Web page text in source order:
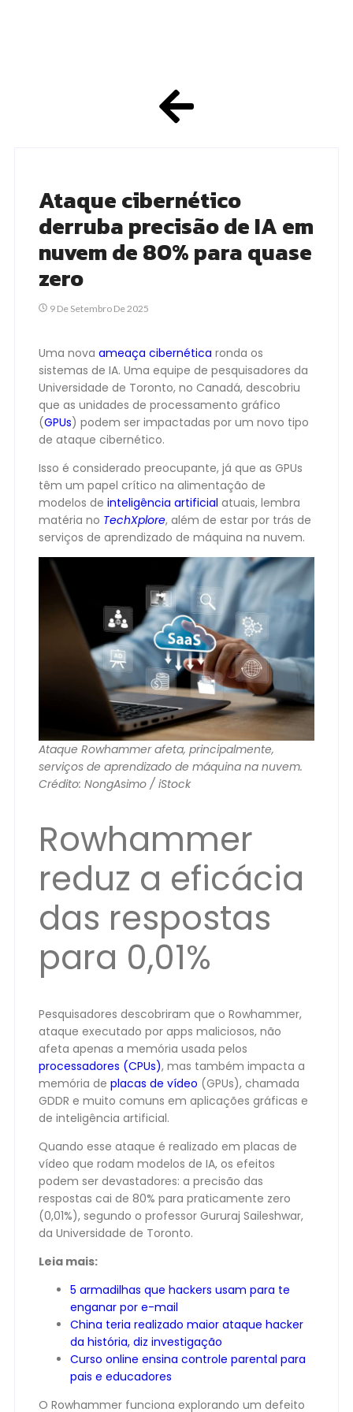
Ataque cibernético
derruba precisão de IA em
nuvem de 80% para quase
zero
9 De Setembro De 2025
Uma nova ameaça cibernética ronda os
sistemas de IA. Uma equipe de pesquisadores da
Universidade de Toronto, no Canadá, descobriu
que as unidades de processamento gráfico
(GPUs) podem ser impactadas por um novo tipo
de ataque cibernético.
Isso é considerado preocupante, já que as GPUs
têm um papel crítico na alimentação de
modelos de inteligência artificial atuais, lembra
matéria no TechXplore, além de estar por trás de
serviços de aprendizado de máquina na nuvem.
Ataque Rowhammer afeta, principalmente,
serviços de aprendizado de máquina na nuvem.
Crédito: NongAsimo / iStock
Rowhammer
reduz a eficácia
das respostas
para 0,01%
Pesquisadores descobriram que o Rowhammer,
ataque executado por apps maliciosos, não
afeta apenas a memória usada pelos
processadores (CPUs), mas também impacta a
memória de placas de vídeo (GPUs), chamada
GDDR e muito comuns em aplicações gráficas e
de inteligência artificial.
Quando esse ataque é realizado em placas de
vídeo que rodam modelos de IA, os efeitos
podem ser devastadores: a precisão das
respostas cai de 80% para praticamente zero
(0,01%), segundo o professor Gururaj Saileshwar,
da Universidade de Toronto.
Leia mais:
5 armadilhas que hackers usam para te
enganar por e-mail
China teria realizado maior ataque hacker
da história, diz investigação
Curso online ensina controle parental para
pais e educadores
O Rowhammer funciona explorando um defeito